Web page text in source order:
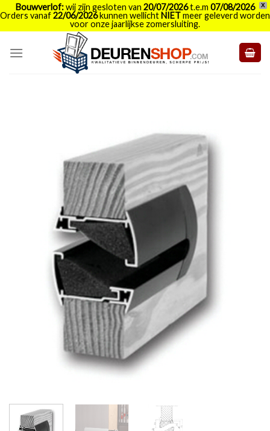
X
Bouwverlof:wij zijn gesloten van 20/07/2026t.e.m 07/08/2026
Orders vanaf22/06/2026kunnen wellichtNIETmeer geleverd worden
voor onze jaarlijkse zomersluiting.